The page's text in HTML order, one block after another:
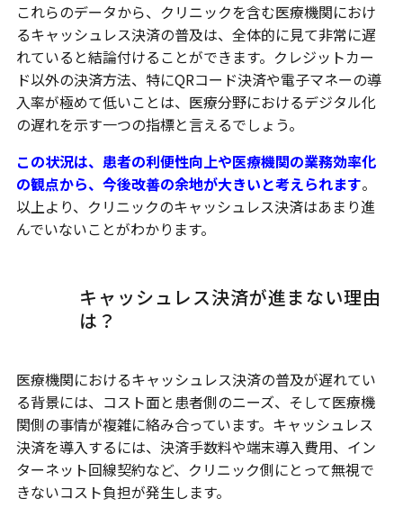
これらのデータから、クリニックを含む医療機関におけ
るキャッシュレス決済の普及は、全体的に見て非常に遅
れていると結論付けることができます。クレジットカー
ド以外の決済方法、特にQRコード決済や電子マネーの導
入率が極めて低いことは、医療分野におけるデジタル化
の遅れを示す一つの指標と言えるでしょう。
この状況は、患者の利便性向上や医療機関の業務効率化
の観点から、今後改善の余地が大きいと考えられます。
以上より、クリニックのキャッシュレス決済はあまり進
んでいないことがわかります。
キャッシュレス決済が進まない理由
は？
医療機関におけるキャッシュレス決済の普及が遅れてい
る背景には、コスト面と患者側のニーズ、そして医療機
関側の事情が複雑に絡み合っています。キャッシュレス
決済を導入するには、決済手数料や端末導入費用、イン
ターネット回線契約など、クリニック側にとって無視で
きないコスト負担が発生します。